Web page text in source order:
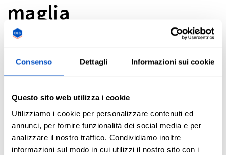
Consenso Dettagli Informazioni sui cookie
Questo sito web utilizza i cookie
Utilizziamo i cookie per personalizzare contenuti ed
annunci, per fornire funzionalità dei social media e per
analizzare il nostro traffico. Condividiamo inoltre
informazioni sul modo in cui utilizzi il nostro sito con i
maglia
tessuto a maglia? Ecco un elenco dei migliori
garantire che le cuciture restino salde il più a
lungo possibile.
Nicole Barrance - 2021-10-22